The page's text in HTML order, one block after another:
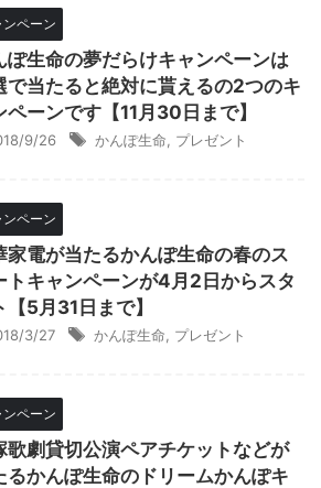
ンペーン
ぽ生命の夢だらけキャンペーンは
で当たると絶対に貰えるの2つのキ
ペーンです【11月30日まで】
9/26 かんぽ生命 プレゼント
ンペーン
家電が当たるかんぽ生命の春のス
トキャンペーンが4月2日からスタ
【5月31日まで】
3/27 かんぽ生命 プレゼント
ンペーン
歌劇貸切公演ペアチケットなどが
るかんぽ生命のドリームかんぽキ